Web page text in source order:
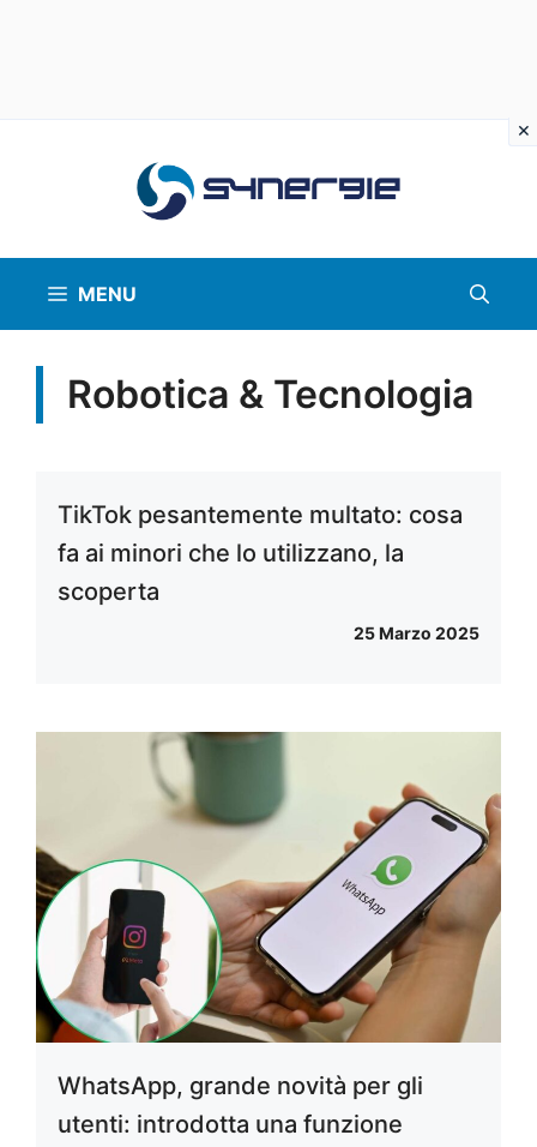
MENU
Robotica & Tecnologia
TikTok pesantemente multato: cosa
fa ai minori che lo utilizzano, la
scoperta
25 Marzo 2025
WhatsApp, grande novità per gli
utenti: introdotta una funzione